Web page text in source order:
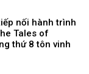
nối hành trình
Tales of
thứ 8 tôn vinh